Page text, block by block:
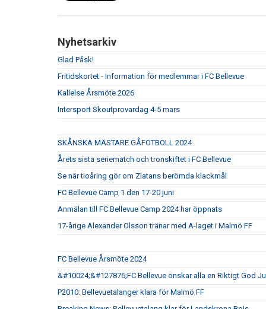
Nyhetsarkiv
Glad Påsk!
Fritidskortet - Information för medlemmar i FC Bellevue
Kallelse Årsmöte 2026
Intersport Skoutprovardag 4-5 mars
SKÅNSKA MÄSTARE GÅFOTBOLL 2024
Årets sista seriematch och tronskiftet i FC Bellevue
Se när tioåring gör om Zlatans berömda klackmål
FC Bellevue Camp 1 den 17-20 juni
Anmälan till FC Bellevue Camp 2024 har öppnats
17-årige Alexander Olsson tränar med A-laget i Malmö FF
FC Bellevue Årsmöte 2024
&#10024;&#127876;FC Bellevue önskar alla en Riktigt God
P2010: Bellevuetalanger klara för Malmö FF